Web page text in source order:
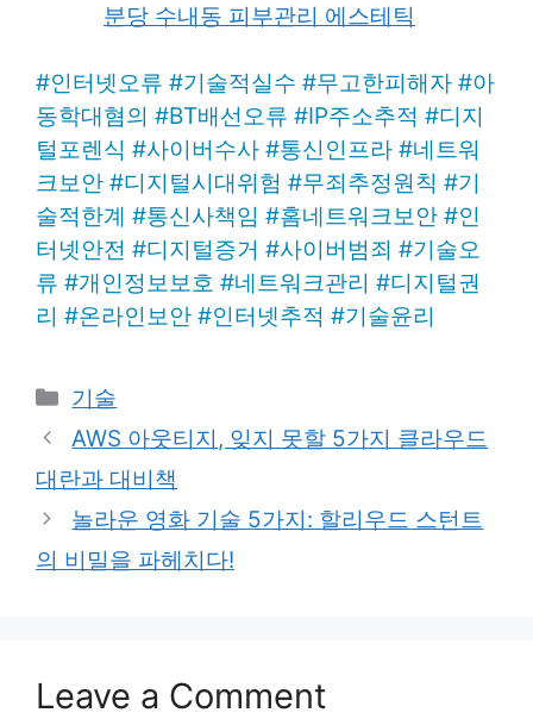
분당 수내동 피부관리 에스테틱
#인터넷오류 #기술적실수 #무고한피해자 #아
동학대혐의 #BT배선오류 #IP주소추적 #디지
털포렌식 #사이버수사 #통신인프라 #네트워
크보안 #디지털시대위험 #무죄추정원칙 #기
술적한계 #통신사책임 #홈네트워크보안 #인
터넷안전 #디지털증거 #사이버범죄 #기술오
류 #개인정보보호 #네트워크관리 #디지털권
리 #온라인보안 #인터넷추적 #기술윤리
Categories
기술
AWS 아웃티지, 잊지 못할 5가지 클라우드
대란과 대비책
놀라운 영화 기술 5가지: 할리우드 스턴트
의 비밀을 파헤치다!
Leave a Comment